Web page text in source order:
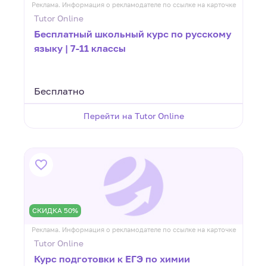
Реклама. Информация о рекламодателе по ссылке на карточке
Tutor Online
Бесплатный школьный курс по русскому
языку | 7-11 классы
Бесплатно
Перейти на Tutor Online
СКИДКА 50%
Реклама. Информация о рекламодателе по ссылке на карточке
Tutor Online
Курс подготовки к ЕГЭ по химии